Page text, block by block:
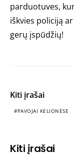
parduotuves,
iškvies policiją
gerų įspūdžių!
Kiti įrašai
PAVOJAI KELIONĖSE
Kiti įrašai